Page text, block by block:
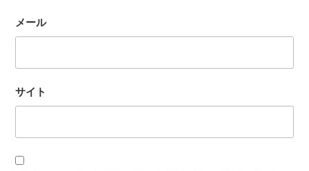
メール
サイト